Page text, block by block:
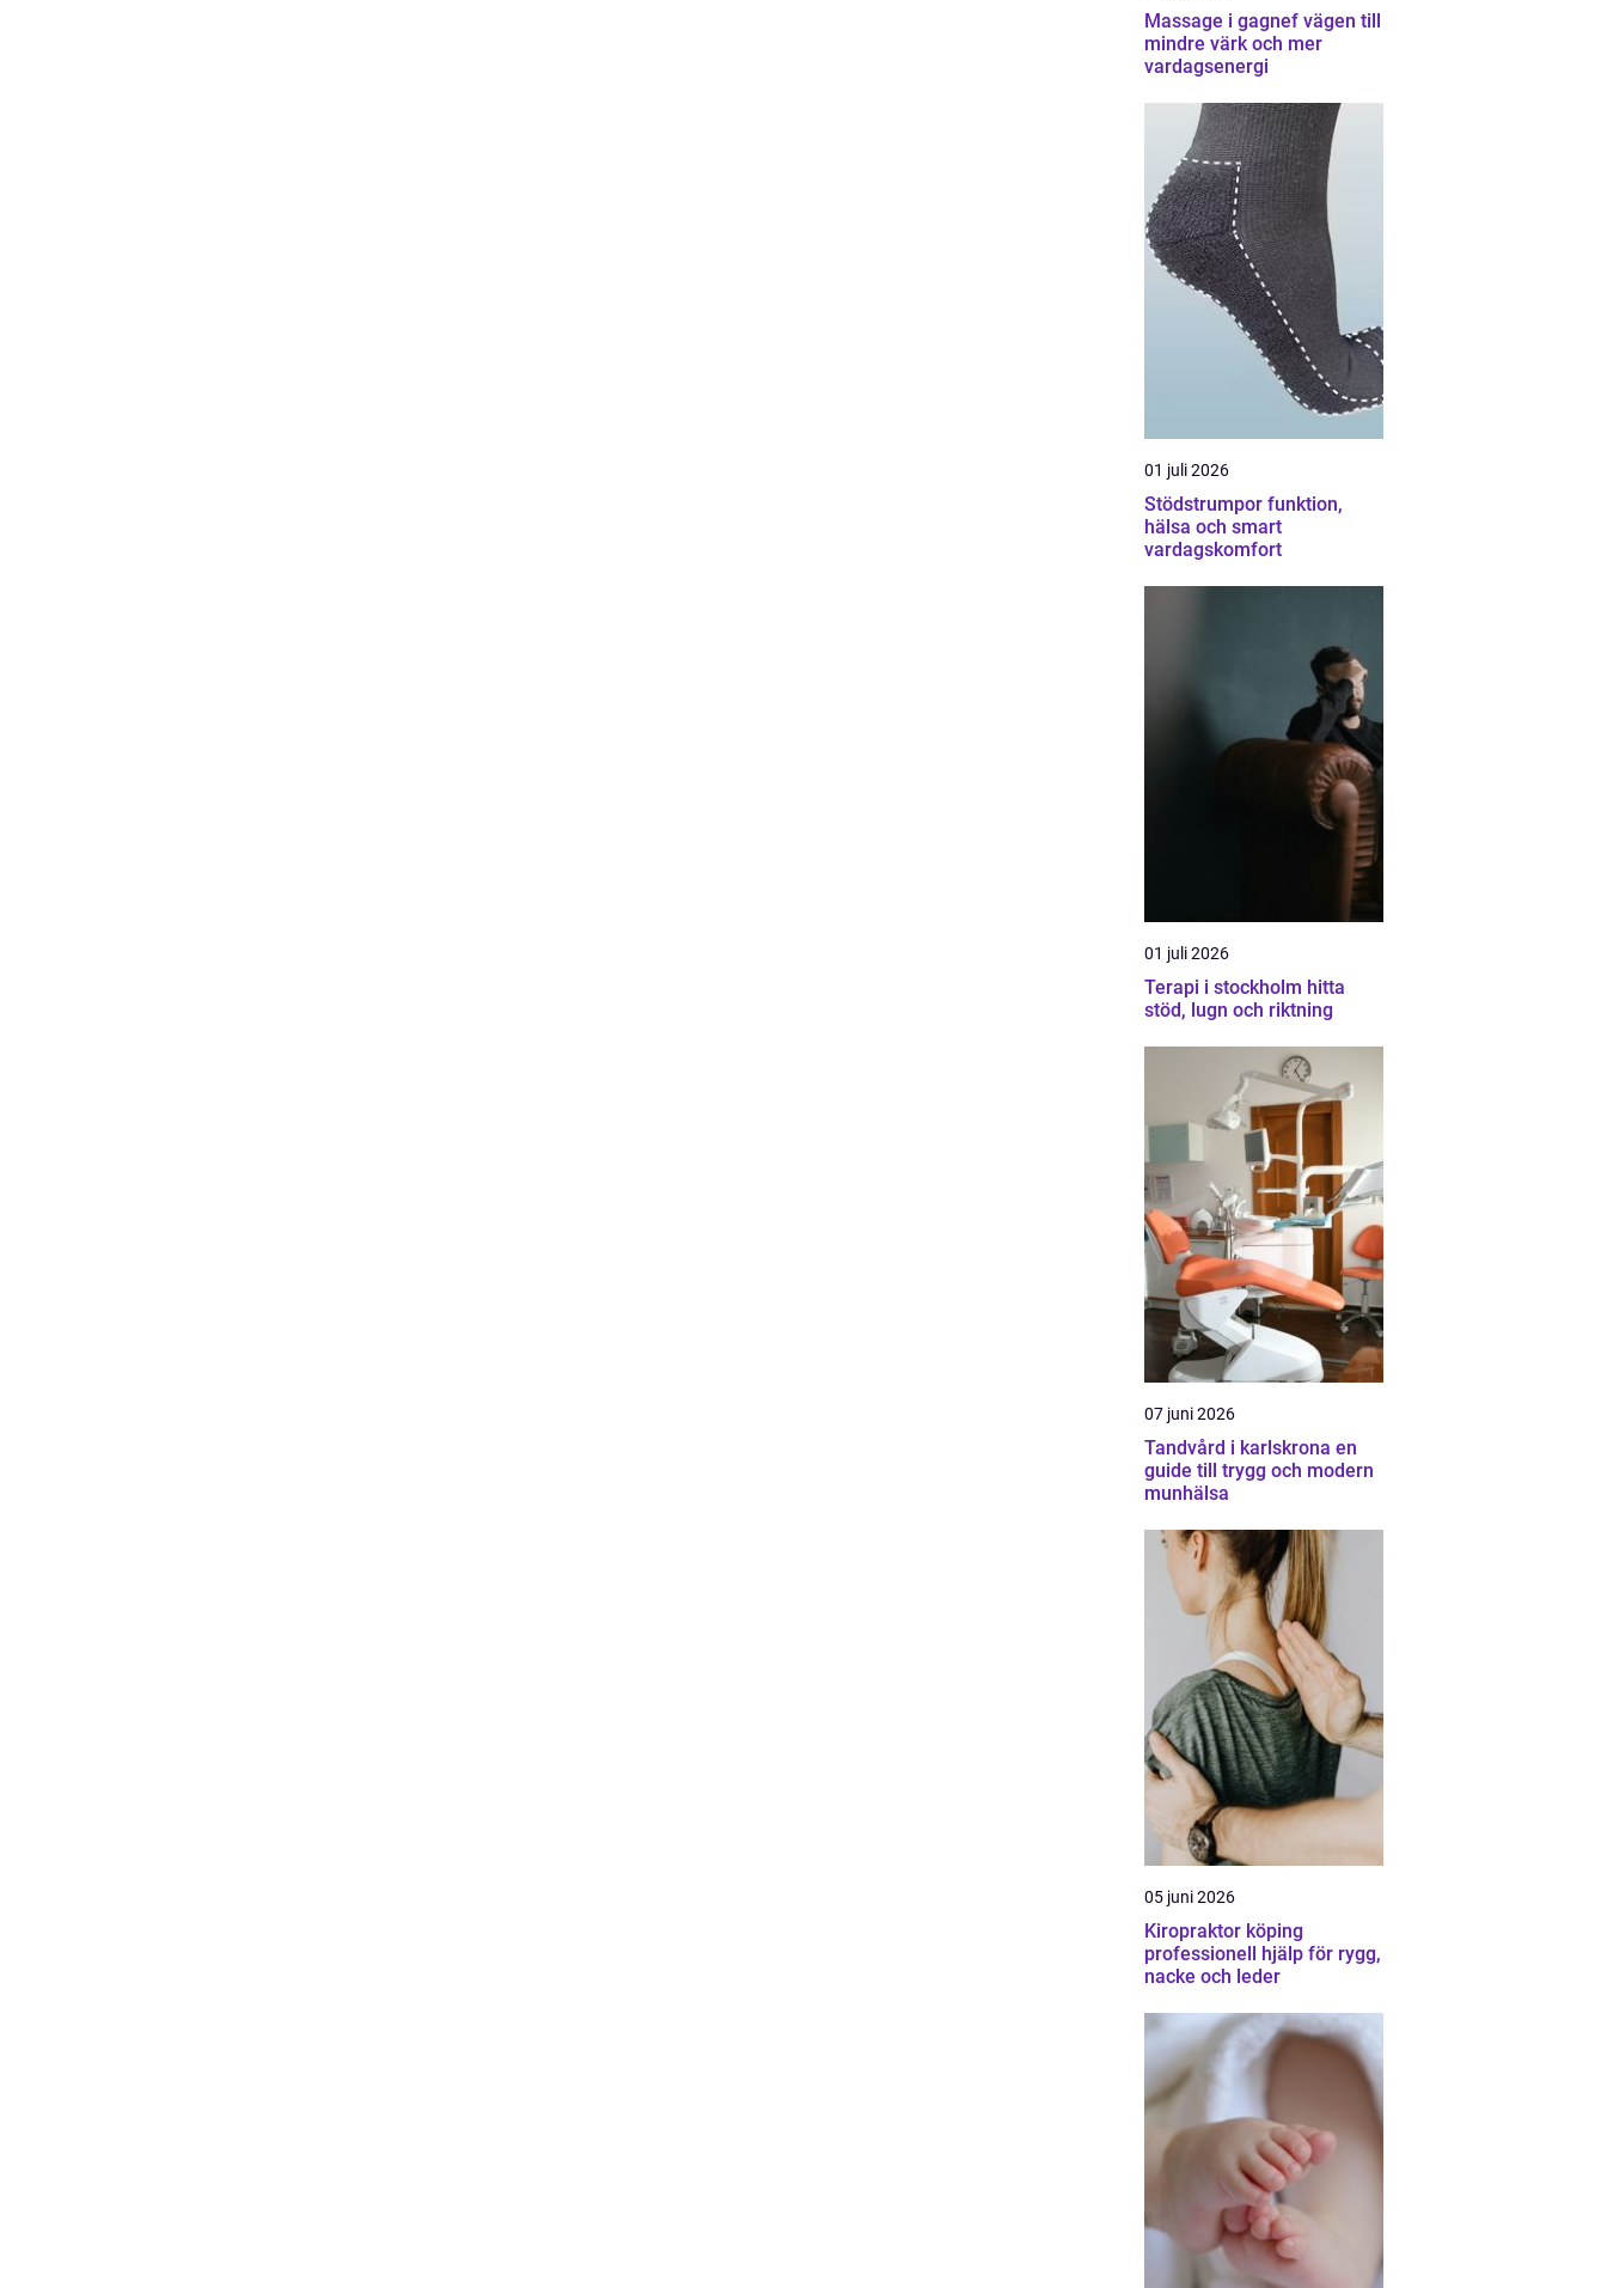
Massage i gagnef vägen till
mindre värk och mer
vardagsenergi
01 juli 2026
Stödstrumpor funktion,
hälsa och smart
vardagskomfort
01 juli 2026
Terapi i stockholm hitta
stöd, lugn och riktning
07 juni 2026
Tandvård i karlskrona en
guide till trygg och modern
munhälsa
05 juni 2026
Kiropraktor köping
professionell hjälp för rygg,
nacke och leder